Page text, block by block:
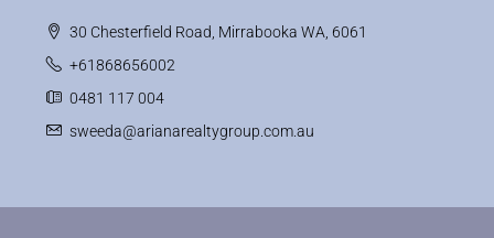
30 Chesterfield Road, Mirrabooka WA, 6061
+61868656002
0481 117 004
sweeda@arianarealtygroup.com.au